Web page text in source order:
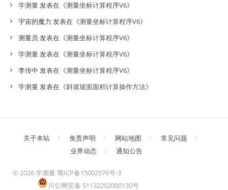
学测量发表在《测量坐标计算程序V6》
宇宙的魔力 发表在《测量坐标计算程序V6》
测量员 发表在《测量坐标计算程序V6》
学测量发表在《测量坐标计算程序V6》
李传中 发表在《测量坐标计算程序V6》
学测量发表在《斜坡坡面面积计算操作方法》
关于本站 免责声明 网站地图
常见问题
业界动态
通知公告
© 2026 学测量 蜀ICP备15002576号-3
川公网安备 51132202000130号